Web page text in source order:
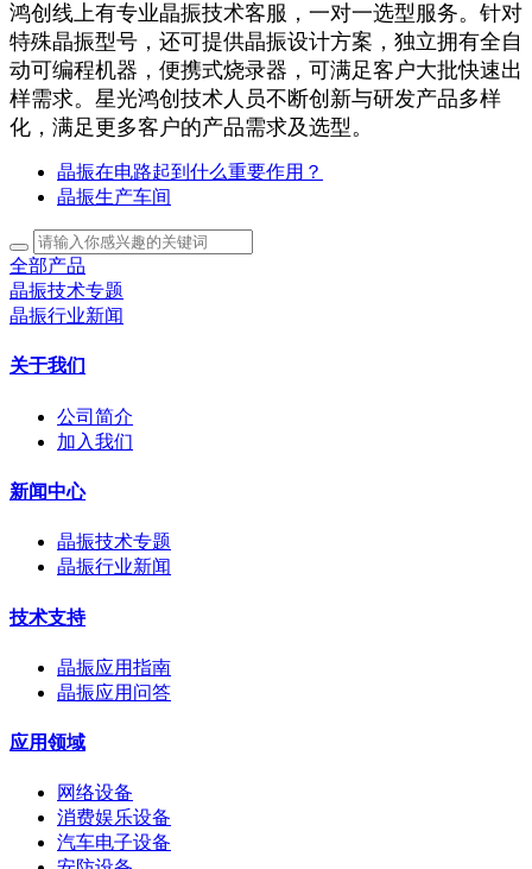
鸿创线上有专业晶振技术客服，一对一选型服务。针对
特殊晶振型号，还可提供晶振设计方案， 独立拥有全自
动可编程机器，便携式烧录器，可满足客户大批快速出
样需求。 星光鸿创技术人员不断创新与研发产品多样
化， 满足更多客户的产品需求及选型。
晶振在电路起到什么重要作用？
晶振生产车间
全部产品
晶振技术专题
晶振行业新闻
关于我们
公司简介
加入我们
新闻中心
晶振技术专题
晶振行业新闻
技术支持
晶振应用指南
晶振应用问答
应用领域
网络设备
消费娱乐设备
汽车电子设备